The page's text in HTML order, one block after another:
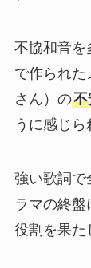
不協和音を
で作られた
さん）の不
うに感じら
強い歌詞で
ラマの終
役割を果た